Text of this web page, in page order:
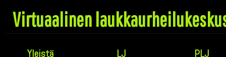
Virtuaalinen
Yleistä LJ PLJ